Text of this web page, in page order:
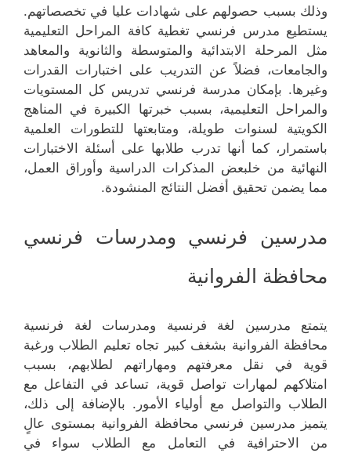
وذلك بسبب حصولهم على شهادات عليا في تخصصاتهم.
يستطيع مدرس فرنسي تغطية كافة المراحل التعليمية
مثل المرحلة الابتدائية والمتوسطة والثانوية والمعاهد
والجامعات، فضلاً عن التدريب على اختبارات القدرات
وغيرها. بإمكان مدرسة فرنسي تدريس كل المستويات
والمراحل التعليمية، بسبب خبرتها الكبيرة في المناهج
الكويتية لسنوات طويلة، ومتابعتها للتطورات العلمية
باستمرار، كما أنها تدرب طلابها على أسئلة الاختبارات
النهائية من خلبعض المذكرات الدراسية وأوراق العمل،
مما يضمن تحقيق أفضل النتائج المنشودة.
مدرسين فرنسي ومدرسات فرنسي
محافظة الفروانية
يتمتع مدرسين لغة فرنسية ومدرسات لغة فرنسية
محافظة الفروانية بشغف كبير تجاه تعليم الطلاب ورغبة
قوية في نقل معرفتهم ومهاراتهم لطلابهم، بسبب
امتلاكهم لمهارات تواصل قوية، تساعد في التفاعل مع
الطلاب والتواصل مع أولياء الأمور. بالإضافة إلى ذلك،
يتميز مدرسين فرنسي محافظة الفروانية بمستوى عالٍ
من الاحترافية في التعامل مع الطلاب سواء في